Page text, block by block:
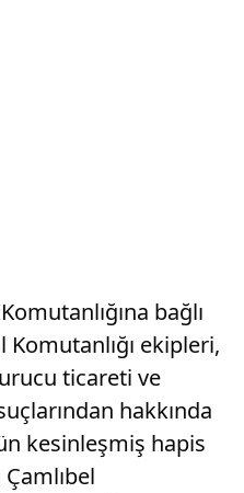
bağlı
ekipleri,
ticareti ve
hakkında
kesinleşmiş hapis